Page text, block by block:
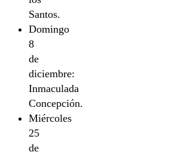
Santos.
Domingo
8
de
diciembre:
Inmaculada
Concepción.
Miércoles
25
de